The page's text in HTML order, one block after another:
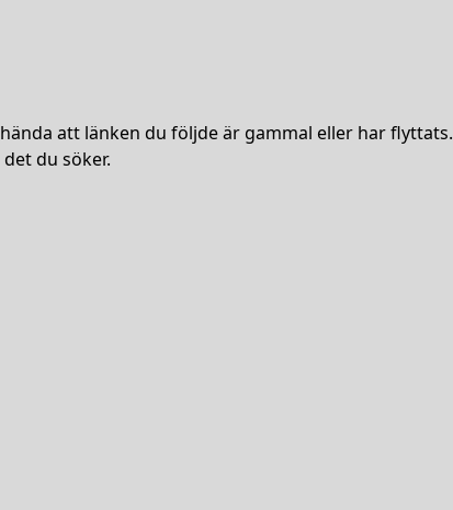
att länken du följde är gammal eller har flyttats.
du söker.